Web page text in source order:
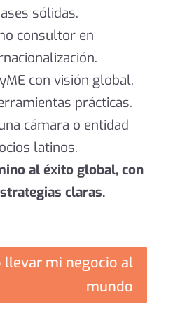
sólidas.
consultor en
con visión global,
prácticas.
cámara o entidad
latinos.
al éxito global, con
claras.
llevar mi negocio al
mundo